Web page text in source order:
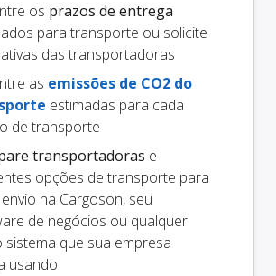
os prazos de entrega
para transporte ou solicite
das transportadoras
as emissões de CO2 do
estimadas para cada
de transporte
transportadoras e
opções de transporte para
na Cargoson, seu
de negócios ou qualquer
sistema que sua empresa
usando